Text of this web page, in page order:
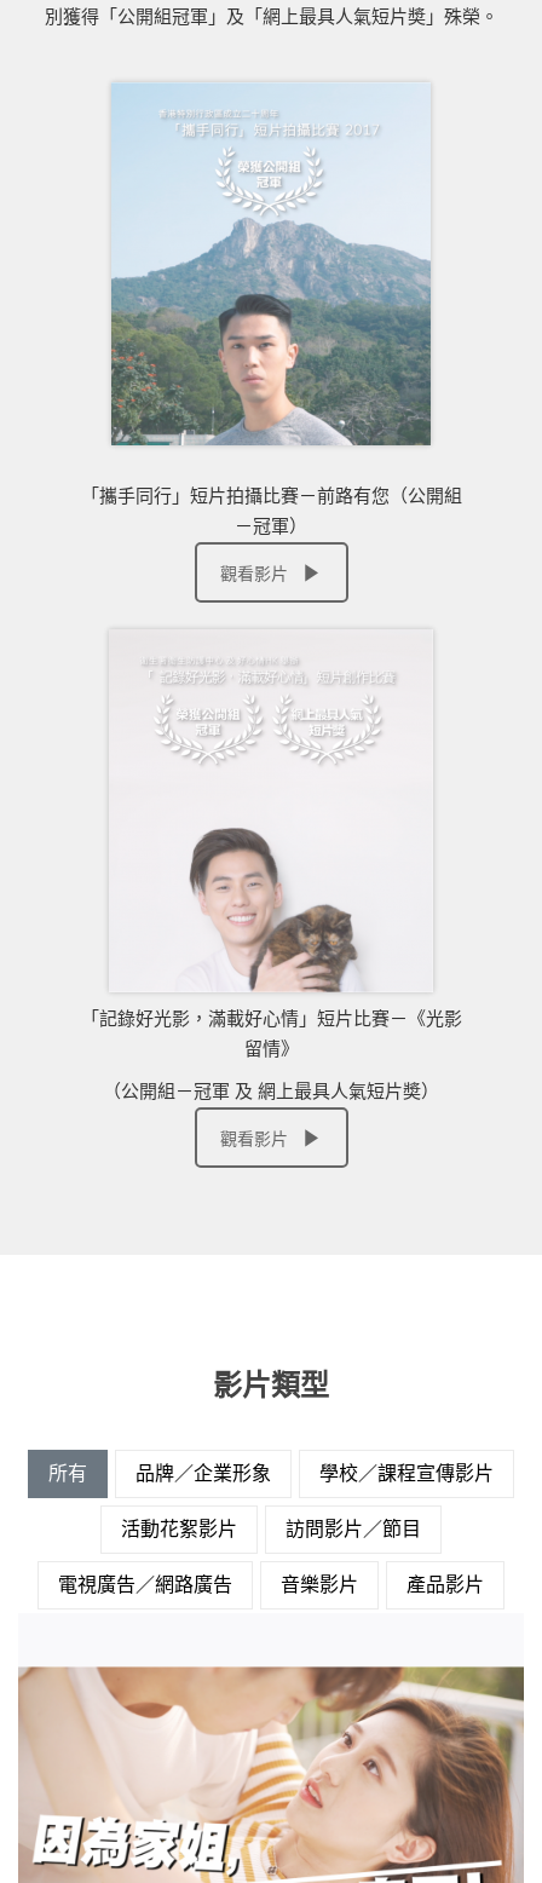
別獲得「公開組冠軍」及「網上最具人氣短片奬」殊榮。
「攜手同行」短片拍攝比賽－前路有您（公開組
－冠軍）
觀看影片
「記錄好光影，滿載好心情」短片比賽－《光影
留情》
（公開組－冠軍 及 網上最具人氣短片奬）
觀看影片
影片類型
所有 品牌／企業形象 學校／課程宣傳影片
活動花絮影片 訪問影片／節目
電視廣告／網路廣告 音樂影片 產品影片